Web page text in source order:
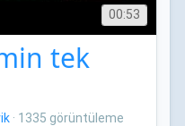
00:53
tek
· 1335 görüntüleme